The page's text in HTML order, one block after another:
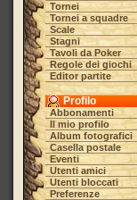
Tornei
Tornei a squadre
Scale
Stagni
Tavoli da Poker
Regole dei giochi
Editor partite
Profilo
Abbonamenti
Il mio profilo
Album fotografici
Casella postale
Eventi
Utenti amici
Utenti bloccati
Preferenze